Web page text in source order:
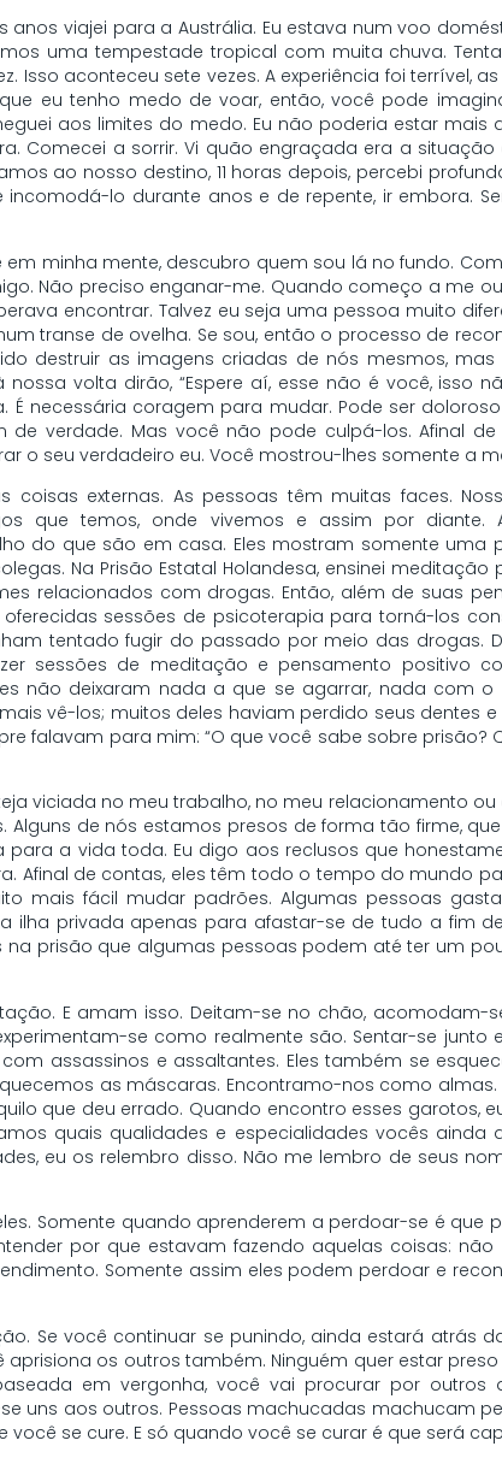
anos viajei para a Austrália. Eu estava num voo
uma tempestade tropical com muita chuva.
Isso aconteceu sete vezes. A experiência foi terrível,
eu tenho medo de voar, então, você pode
aos limites do medo. Eu não poderia estar mais
Comecei a sorrir. Vi quão engraçada era a
ao nosso destino, 11 horas depois, percebi
incomodá-lo durante anos e de repente, ir embora.
minha mente, descubro quem sou lá no fundo.
Não preciso enganar-me. Quando começo a me
encontrar. Talvez eu seja uma pessoa muito
transe de ovelha. Se sou, então o processo de
destruir as imagens criadas de nós mesmos,
volta dirão, “Espere aí, esse não é você, isso
É necessária coragem para mudar. Pode ser
verdade. Mas você não pode culpá-los. Afinal
o seu verdadeiro eu. Você mostrou-lhes somente a
coisas externas. As pessoas têm muitas faces.
que temos, onde vivemos e assim por diante.
do que são em casa. Eles mostram somente uma
Na Prisão Estatal Holandesa, ensinei meditação
relacionados com drogas. Então, além de suas
sessões de psicoterapia para torná-los
tentado fugir do passado por meio das drogas.
sessões de meditação e pensamento positivo
não deixaram nada a que se agarrar, nada com o
vê-los; muitos deles haviam perdido seus dentes e
falavam para mim: “O que você sabe sobre prisão?
viciada no meu trabalho, no meu relacionamento ou
de nós estamos presos de forma tão firme,
a vida toda. Eu digo aos reclusos que
Afinal de contas, eles têm todo o tempo do mundo
mais fácil mudar padrões. Algumas pessoas
ilha privada apenas para afastar-se de tudo a fim
prisão que algumas pessoas podem até ter um
E amam isso. Deitam-se no chão, acomodam-
se como realmente são. Sentar-se junto
assassinos e assaltantes. Eles também se
as máscaras. Encontramo-nos como almas.
que deu errado. Quando encontro esses garotos,
quais qualidades e especialidades vocês ainda
eu os relembro disso. Não me lembro de seus
Somente quando aprenderem a perdoar-se é que
por que estavam fazendo aquelas coisas:
Somente assim eles podem perdoar e
Se você continuar se punindo, ainda estará atrás
aprisiona os outros também. Ninguém quer estar
em vergonha, você vai procurar por outros
uns aos outros. Pessoas machucadas machucam
se cure. E só quando você se curar é que será